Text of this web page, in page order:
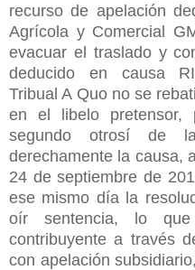
recurso de apelación
Agrícola y Comercial
evacuar el traslado y
deducido en causa
Tribual A Quo no se
en el libelo
segundo otrosí de
derechamente la causa,
24 de septiembre de
ese mismo día la
oír sentencia, lo
contribuyente a través
con apelación